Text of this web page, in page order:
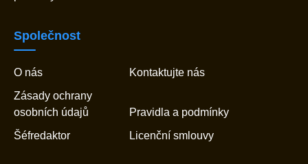
Společnost
O nás
Kontaktujte nás
Zásady ochrany
osobních údajů
Pravidla a podmínky
Šéfredaktor
Licenční smlouvy